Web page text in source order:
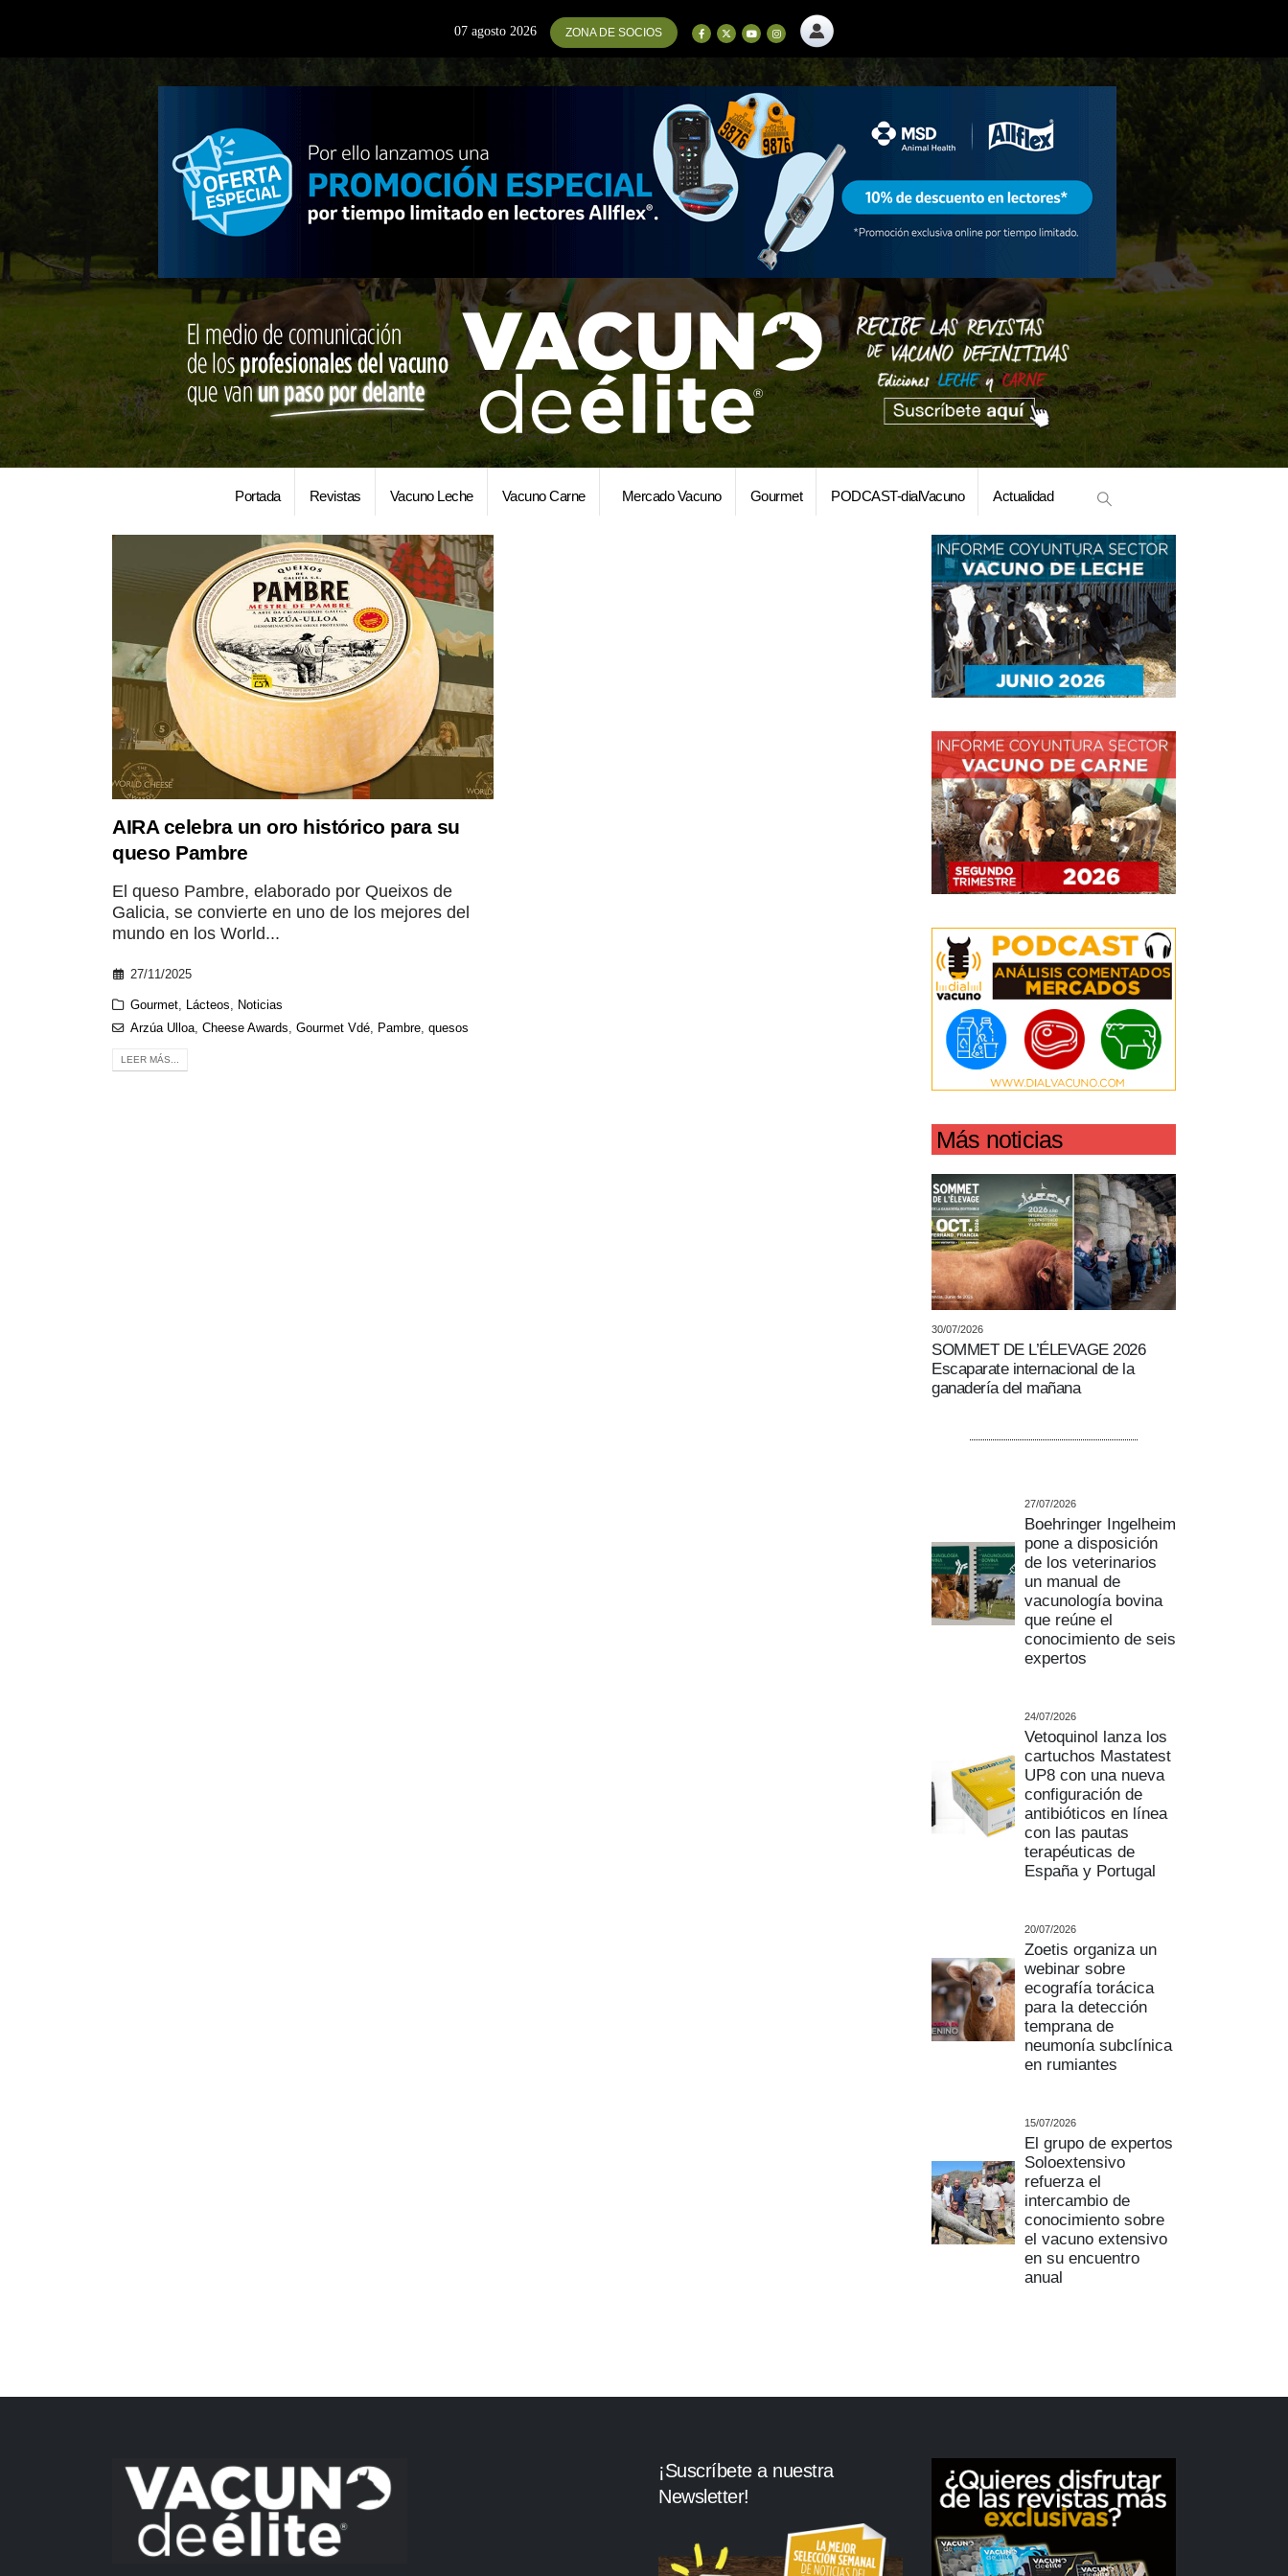
07 agosto 2026 ZONA DE SOCIOS
Portada Revistas Vacuno Leche Vacuno Carne Mercado Vacuno Gourmet PODCAST-dialVacuno Actualidad
AIRA celebra un oro histórico para su
queso Pambre
El queso Pambre, elaborado por Queixos de
Galicia, se convierte en uno de los mejores del
mundo en los World...
27/11/2025
Gourmet, Lácteos, Noticias
Arzúa Ulloa, Cheese Awards, Gourmet Vdé, Pambre, quesos
LEER MÁS...
Más noticias
30/07/2026
SOMMET DE L’ÉLEVAGE 2026
Escaparate internacional de la
ganadería del mañana
27/07/2026
Boehringer Ingelheim
pone a disposición
de los veterinarios
un manual de
vacunología bovina
que reúne el
conocimiento de seis
expertos
24/07/2026
Vetoquinol lanza los
cartuchos Mastatest
UP8 con una nueva
configuración de
antibióticos en línea
con las pautas
terapéuticas de
España y Portugal
20/07/2026
Zoetis organiza un
webinar sobre
ecografía torácica
para la detección
temprana de
neumonía subclínica
en rumiantes
15/07/2026
El grupo de expertos
Soloextensivo
refuerza el
intercambio de
conocimiento sobre
el vacuno extensivo
en su encuentro
anual
¡Suscríbete a nuestra
Newsletter!